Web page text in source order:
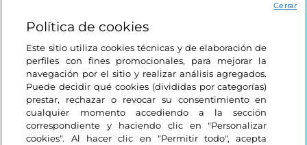
Estamos en contacto
Política de cookies
Este sitio utiliza cookies técnicas y de elaboración de
perfiles con fines promocionales, para mejorar la
navegación por el sitio y realizar análisis agregados.
Puede decidir qué cookies (divididas por categorías)
prestar, rechazar o revocar su consentimiento en
cualquier momento accediendo a la sección
correspondiente y haciendo clic en "Personalizar
cookies". Al hacer clic en "Permitir todo", acepta
Cerrar